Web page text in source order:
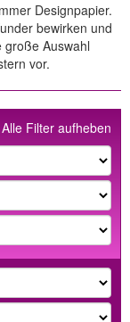
Designpapier.
bewirken und
große Auswahl
vor.
Alle Filter aufheben